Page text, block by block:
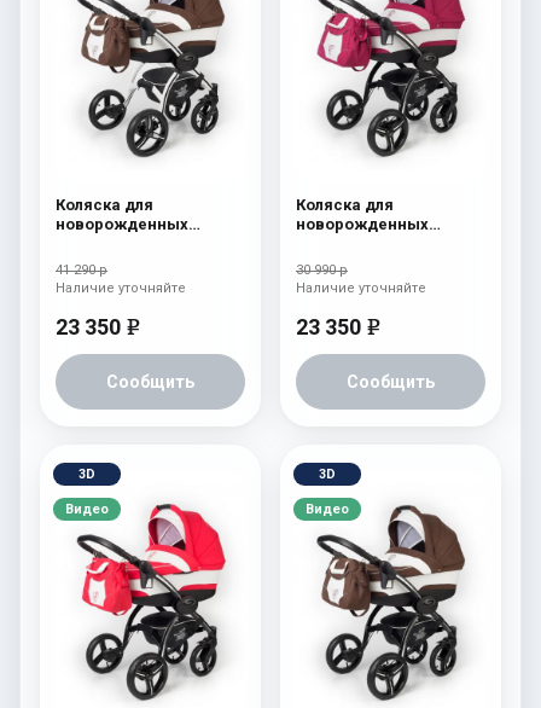
Коляска для
новорожденных
White) Chek
41 290 р
23 350 e
Сообщить
Наличие уточняйте
Коляска для
новорожденных
Black) Borduex
30 990 р
23 350 e
Сообщить
Наличие уточняйте
3D
Видео
3D
Видео